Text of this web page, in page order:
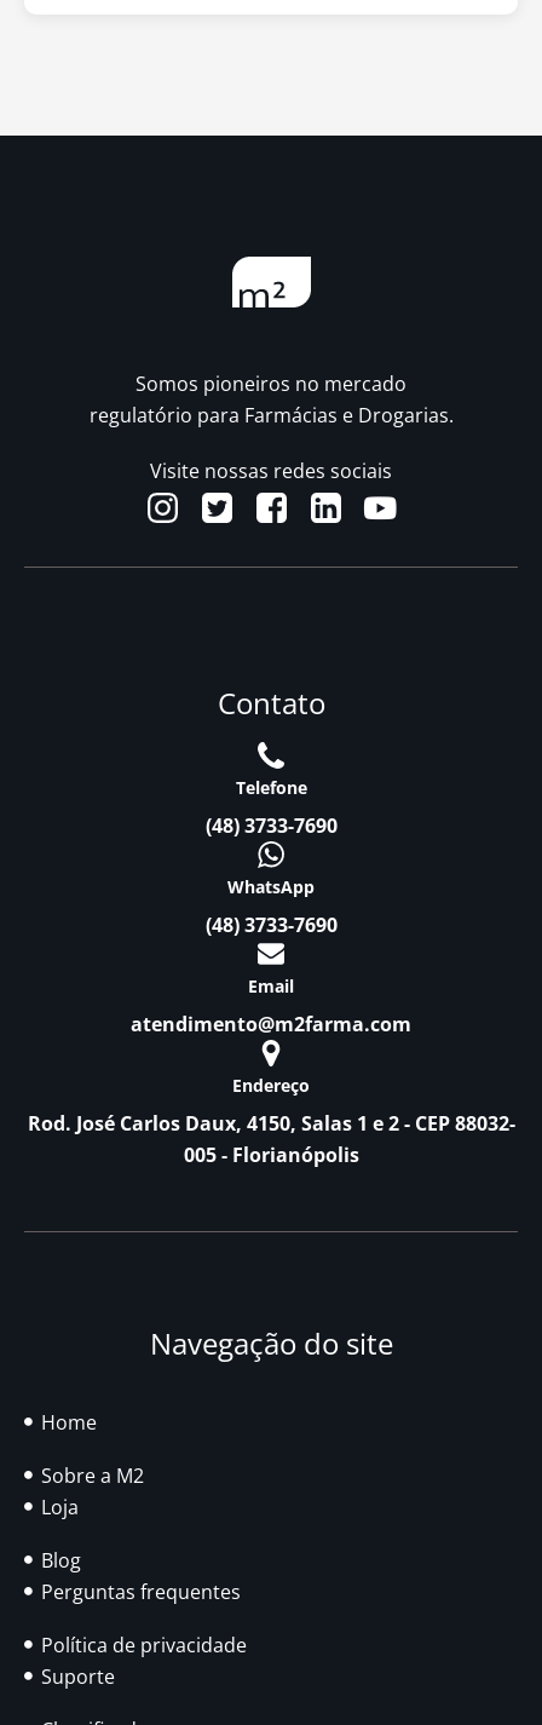
Somos pioneiros no mercado
regulatório para Farmácias e Drogarias.
Visite nossas redes sociais
Contato
Telefone
(48) 3733-7690
WhatsApp
(48) 3733-7690
Email
atendimento@m2farma.com
Endereço
Rod. José Carlos Daux, 4150, Salas 1 e 2 - CEP 88032-
005 - Florianópolis
Navegação do site
Home
Sobre a M2
Loja
Blog
Perguntas frequentes
Política de privacidade
Suporte